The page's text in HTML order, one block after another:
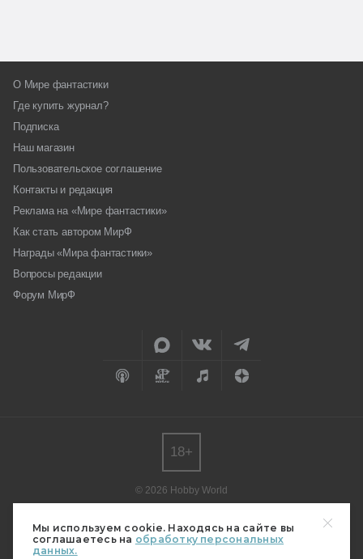
Мы используем cookie. Находясь на сайте вы
соглашаетесь на обработку персональных
данных.
О Мире фантастики
Где купить журнал?
Подписка
Наш магазин
Пользовательское соглашение
Контакты и редакция
Реклама на «Мире фантастики»
Как стать автором МирФ
Награды «Мира фантастики»
Вопросы редакции
Форум МирФ
© 2026 Hobby World
редакции.
Мнение авторов может не совпадать с мнением редакции.
Свидетельство о регистрации СМИ серия Эл № ФС77-82485
18+